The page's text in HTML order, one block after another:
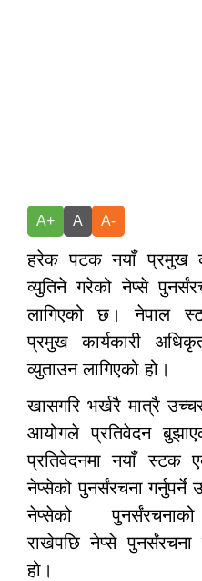
A+ A A-
हरेक पटक नयाँ प्रमुख
व्युतिने गरेको नेप्से
लागिएको छ। नेपाल
प्रमुख कार्यकारी
व्युताउन लागिएको हो।
खासगरि भर्खरै मात्रै
आयोगले प्रतिवेदन
प्रतिवेदनमा नयाँ स्टक
नेप्सेको पुनर्संरचना
नेप्सेको पुनर्संरचनाको
राखेपछि नेप्से पुनर्संरचना
हो।